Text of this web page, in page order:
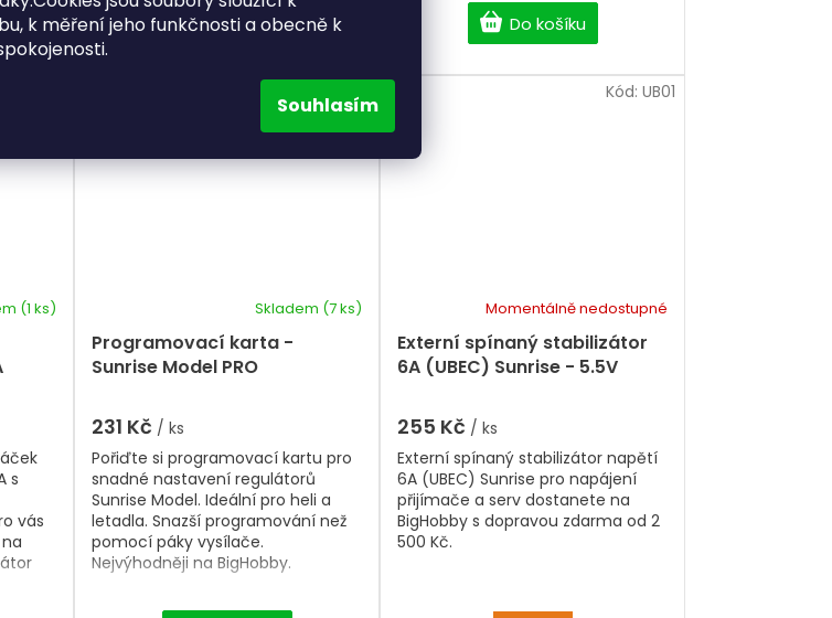
k měření jeho funkčnosti a obecně k
Souhlasím
Do košíku Do košíku
(1 ks)
s
vás
Programovací karta -
Sunrise Model PRO
Skladem (7 ks)
231 Kč / ks
Pořiďte si programovací kartu pro
snadné nastavení regulátorů
Sunrise Model. Ideální pro heli a
letadla. Snazší programování než
pomocí páky vysílače.
Nejvýhodněji na BigHobby.
SUN15
Externí spínaný stabilizátor
6A (UBEC) Sunrise - 5.5V
hodnocení
produktu
je
z
5
hvězdiček.
Momentálně nedostupné
255 Kč / ks
Externí spínaný stabilizátor napětí
6A (UBEC) Sunrise pro napájení
přijímače a serv dostanete na
BigHobby s dopravou zdarma od 2
500 Kč.
Kód: UB01